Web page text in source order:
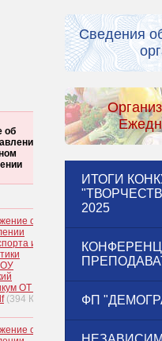
об
об
и
ОТ и
(394 КБ)
об
Сведения
ИТОГИ
2025
ФП